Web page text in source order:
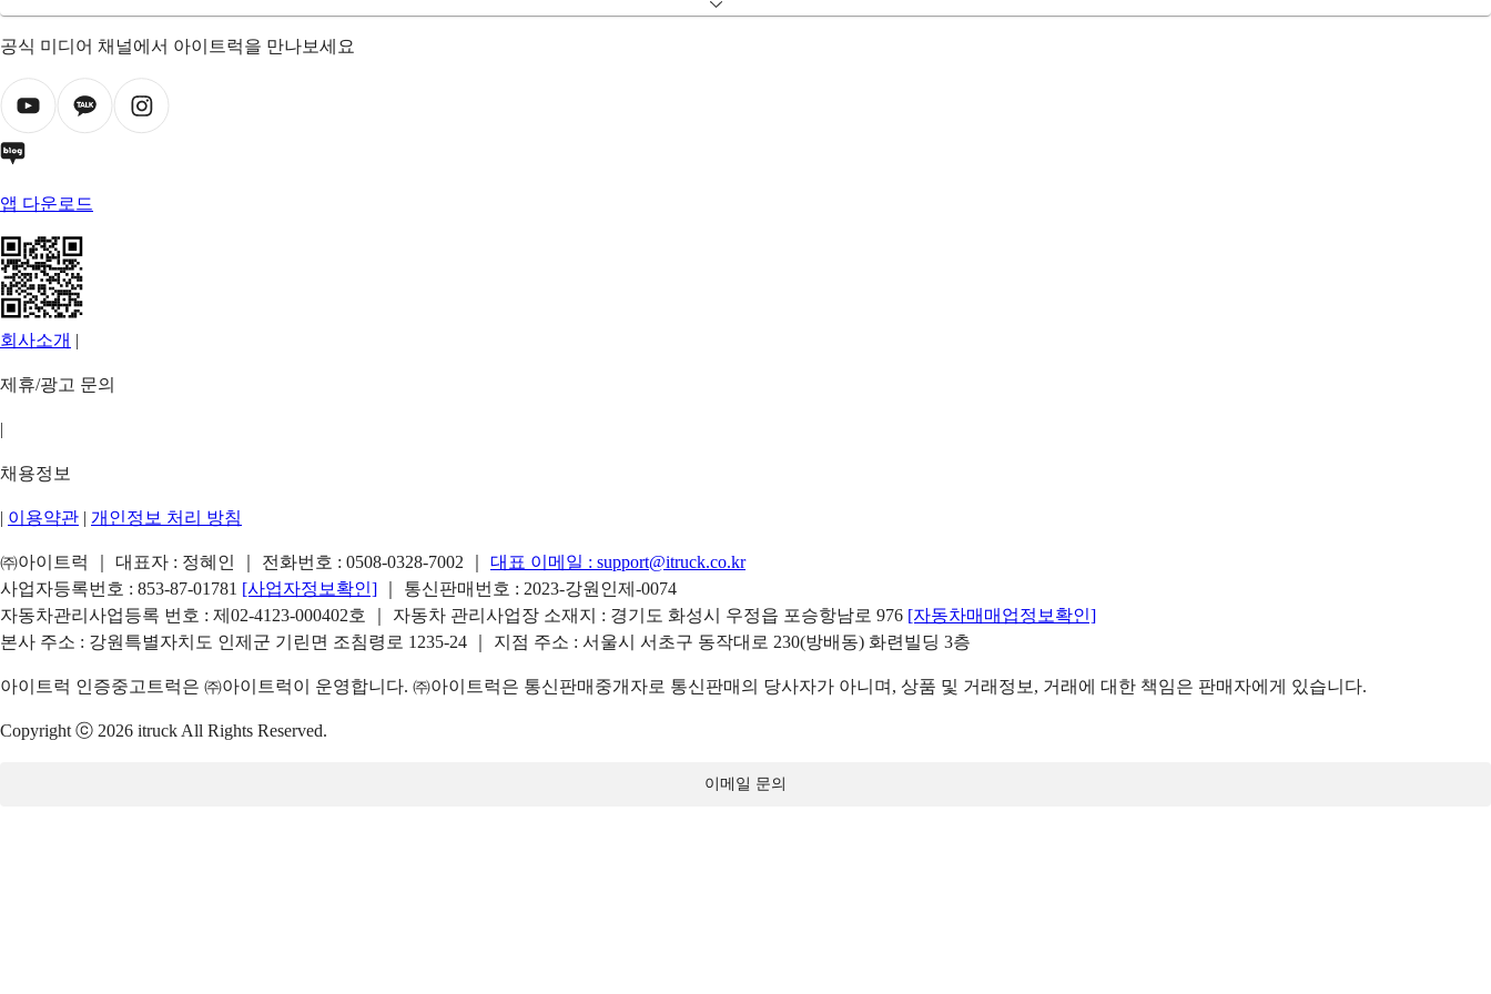
공식 미디어 채널에서 아이트럭을 만나보세요
앱 다운로드
회사소개 |
제휴/광고 문의
|
채용정보
| 이용약관 | 개인정보 처리 방침
㈜아이트럭 ｜ 대표자 : 정혜인 ｜ 전화번호 : 0508-0328-7002 대표 이메일 : support@itruck.co.kr
사업자등록번호 : 853-87-01781 [사업자정보확인]
｜ 통신판매번호 : 2023-강원인제-0074
자동차관리사업등록 번호 : 제02-4123-000402호 ｜ 자동차 관리사업장 소재지 : 경기도 화성시 우정읍 포승항남로 976 [자동차매매업정보확인]
본사 주소 : 강원특별자치도 인제군 기린면 조침령로 1235-24 ｜ 지점 주소 : 서울시 서초구 동작대로 230(방배동) 화련빌딩 3층
아이트럭 인증중고트럭은 ㈜아이트럭이 운영합니다. ㈜아이트럭은 통신판매중개자로 통신판매의 당사자가 아니며, 상품 및 거래정보, 거래에 대한 책임은 판매자에게 있습니다.
Copyright ⓒ 2026 itruck All Rights Reserved.
이메일 문의